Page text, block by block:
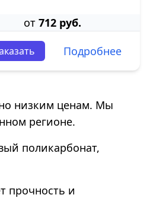
от 712 руб.
Подробнее
низким ценам. Мы
регионе.
поликарбонат,
прочность и